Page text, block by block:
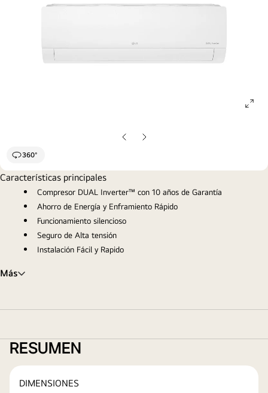
Diapositiva
Siguiente
360°
Características principales
Compresor DUAL Inverter™ con 10 años de Garantía
Ahorro de Energía y Enframiento Rápido
Funcionamiento silencioso
Seguro de Alta tensión
Instalación Fácil y Rapido
Más
RESUMEN
DIMENSIONES